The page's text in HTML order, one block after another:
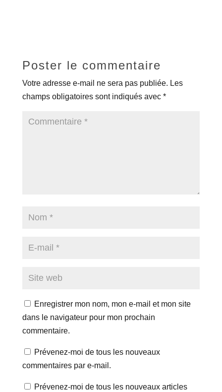
Poster le commentaire
Votre adresse e-mail ne sera pas publiée. Les
champs obligatoires sont indiqués avec *
Enregistrer mon nom, mon e-mail et mon site
dans le navigateur pour mon prochain
commentaire.
Prévenez-moi de tous les nouveaux
commentaires par e-mail.
Prévenez-moi de tous les nouveaux articles